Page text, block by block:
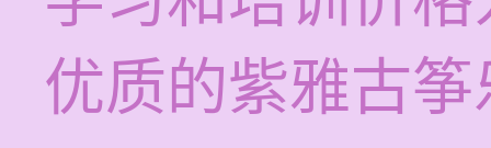
优质的紫雅古